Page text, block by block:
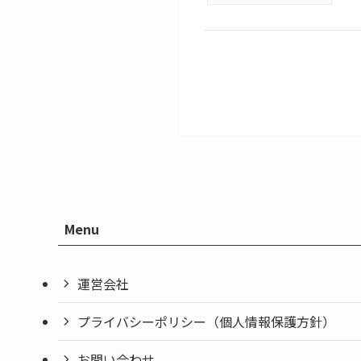
Menu
運営会社
プライバシーポリシー（個人情報保護方針）